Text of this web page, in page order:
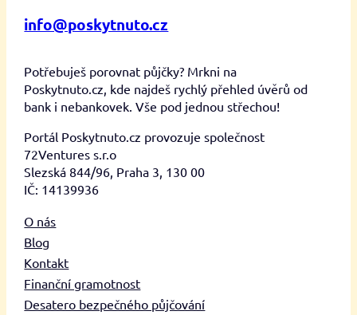
info@poskytnuto.cz
Potřebuješ porovnat půjčky? Mrkni na
Poskytnuto.cz, kde najdeš rychlý přehled úvěrů od
bank i nebankovek. Vše pod jednou střechou!
Portál Poskytnuto.cz provozuje společnost
72Ventures s.r.o
Slezská 844/96, Praha 3, 130 00
IČ: 14139936
O nás
Blog
Kontakt
Finanční gramotnost
Desatero bezpečného půjčování